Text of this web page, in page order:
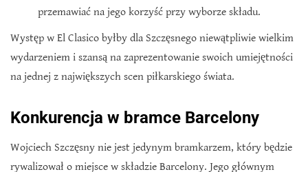
przemawiać na jego korzyść przy wyborze składu.
Występ w El Clasico byłby dla Szczęsnego niewątpliwie wielkim
wydarzeniem i szansą na zaprezentowanie swoich umiejętności
na jednej z największych scen piłkarskiego świata.
Konkurencja w bramce Barcelony
Wojciech Szczęsny nie jest jedynym bramkarzem, który będzie
rywalizował o miejsce w składzie Barcelony. Jego głównym